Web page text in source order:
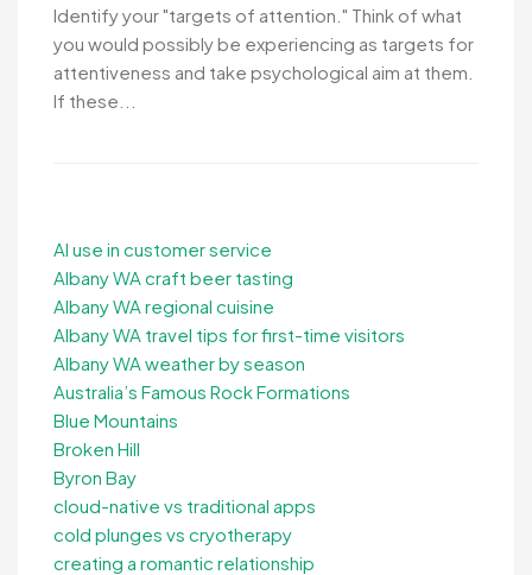
Identify your "targets of attention." Think of what
you would possibly be experiencing as targets for
attentiveness and take psychological aim at them.
If these...
AI use in customer service
Albany WA craft beer tasting
Albany WA regional cuisine
Albany WA travel tips for first-time visitors
Albany WA weather by season
Australia’s Famous Rock Formations
Blue Mountains
Broken Hill
Byron Bay
cloud-native vs traditional apps
cold plunges vs cryotherapy
creating a romantic relationship